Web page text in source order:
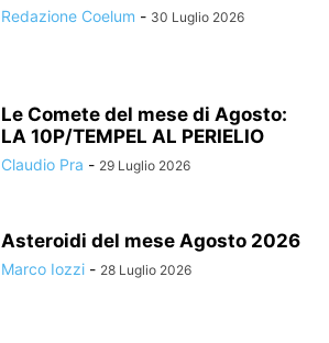
Redazione Coelum - 30 Luglio 2026
Le Comete del mese di Agosto:
LA 10P/TEMPEL AL PERIELIO
Claudio Pra - 29 Luglio 2026
Asteroidi del mese Agosto 2026
Marco Iozzi - 28 Luglio 2026